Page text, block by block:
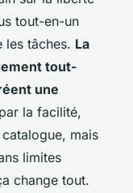
tout-en-un
les tâches. La
tout-
une
la facilité,
mais
limites
change tout.